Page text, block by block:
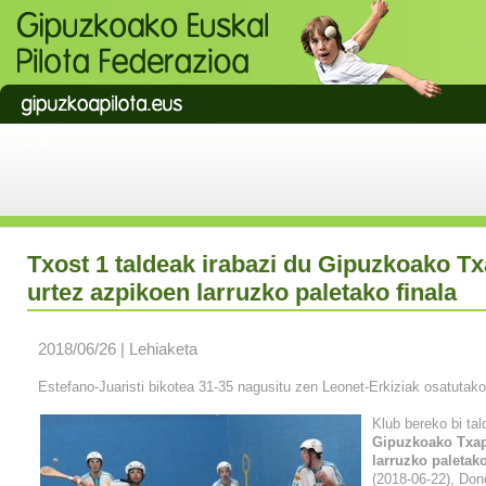
Txost 1 taldeak irabazi du Gipuzkoako
urtez azpikoen larruzko paletako finala
2018/06/26 | Lehiaketa
Estefano-Juaristi bikotea 31-35 nagusitu zen Leonet-Erkiziak
Klub bereko bi
Gipuzkoako
larruzko
(2018-06-22),